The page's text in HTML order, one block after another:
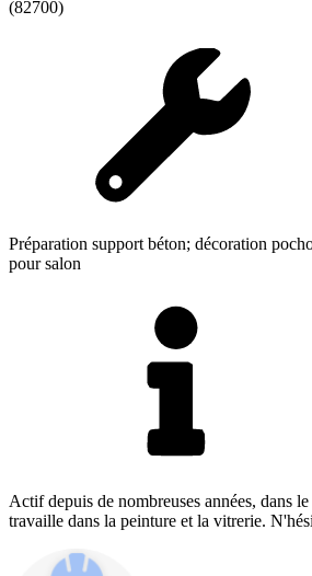
(82700)
Préparation support béton; décoration
pour salon
Actif depuis de nombreuses années, dans
travaille dans la peinture et la vitrerie.